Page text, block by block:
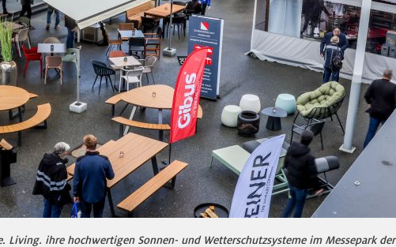
ihre hochwertigen Sonnen- und Wetterschutzsysteme im Messepark